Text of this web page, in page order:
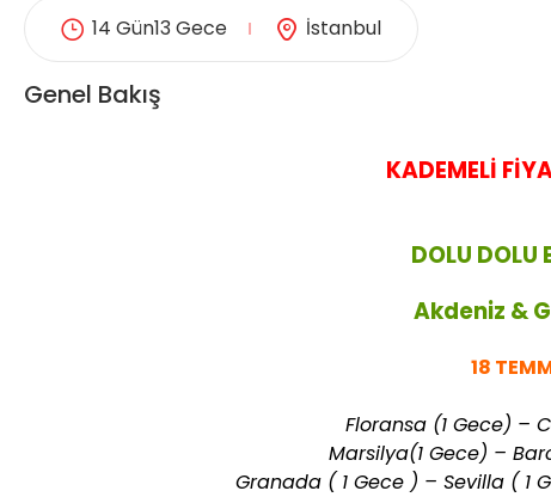
14 Gün13 Gece İstanbul
Genel Bakış
KADEMELİ
DOLU DOLU
Akdeniz &
18
Floransa (1 Gece) –
Marsilya(1 Gece) –
Granada ( 1 Gece ) – Sevilla ( 1